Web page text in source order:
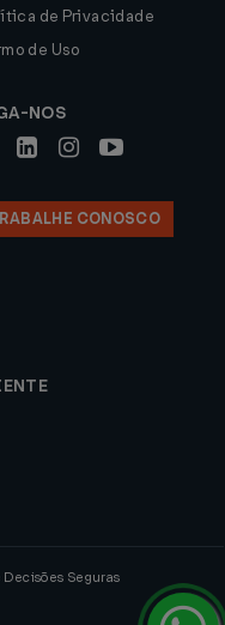
de Privacidade
de Uso
NOS
CONOSCO
Decisões Seguras